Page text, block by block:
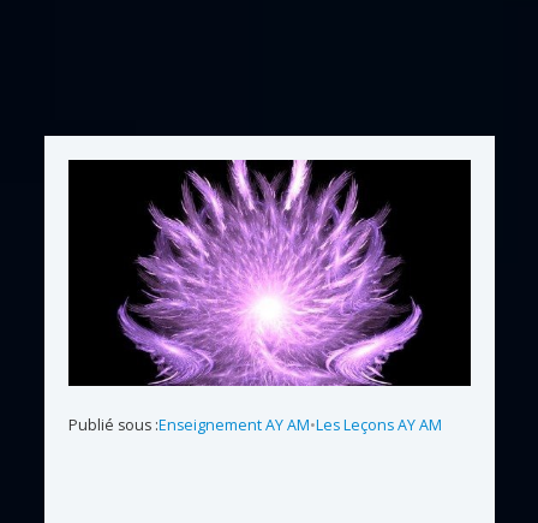
Publié sous :Enseignement AY AM•Les Leçons AY AM